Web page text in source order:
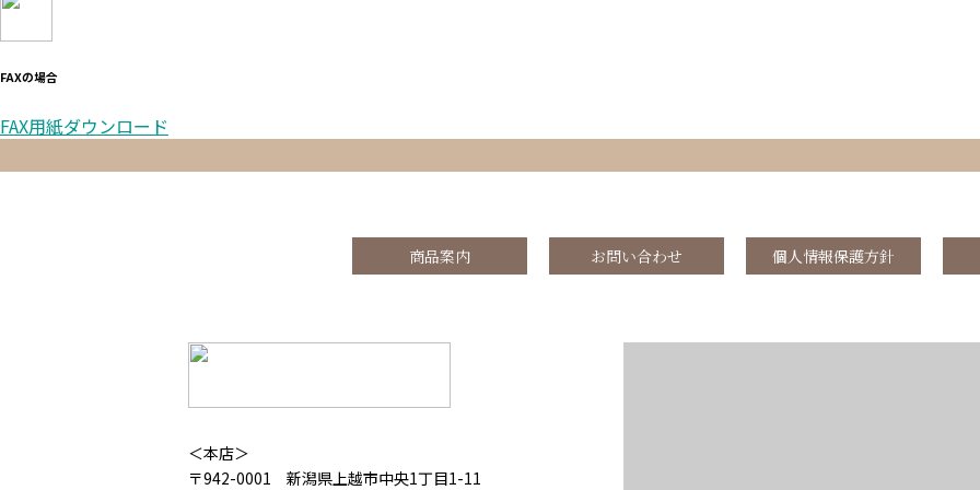
FAXの場合
FAX用紙ダウンロード
商品案内 お問い合わせ 個人情報保護方針
＜本店＞
〒942-0001 新潟県上越市中央1丁目1-11